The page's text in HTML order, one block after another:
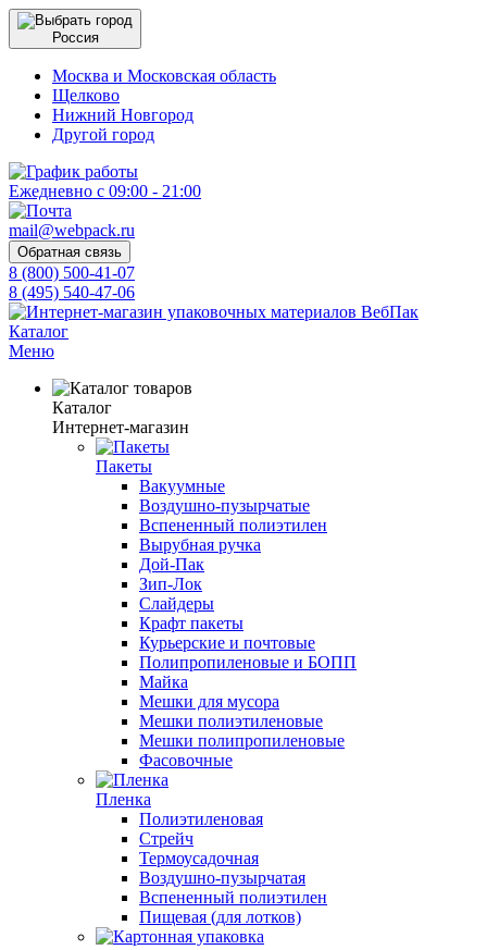
Россия
Москва и Московская область
Щелково
Нижний Новгород
Другой город
Ежедневно с 09:00 - 21:00
mail@webpack.ru
Обратная связь
8 (800) 500-41-07
8 (495) 540-47-06
Каталог
Меню
Каталог
Интернет-магазин
Пакеты
Вакуумные
Воздушно-пузырчатые
Вспененный полиэтилен
Вырубная ручка
Дой-Пак
Зип-Лок
Слайдеры
Крафт пакеты
Курьерские и почтовые
Полипропиленовые и БОПП
Майка
Мешки для мусора
Мешки полиэтиленовые
Мешки полипропиленовые
Фасовочные
Пленка
Полиэтиленовая
Стрейч
Термоусадочная
Воздушно-пузырчатая
Вспененный полиэтилен
Пищевая (для лотков)